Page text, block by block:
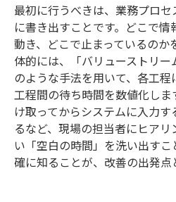
最初に行うべきは、業務プロ
に書き出すことです。どこで
動き、どこで止まっているのか
体的には、「バリューストリー
のような手法を用いて、各工程
工程間の待ち時間を数値化し
け取ってからシステムに入力
るなど、現場の担当者にヒア
い「空白の時間」を洗い出す
確に知ることが、改善の出発点